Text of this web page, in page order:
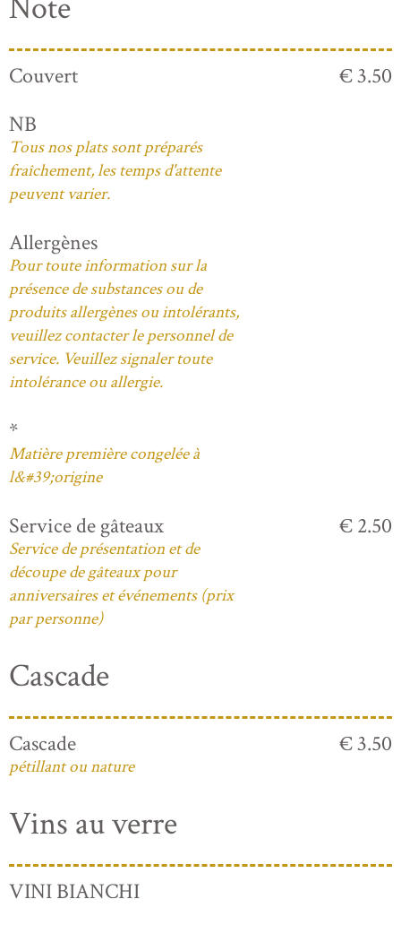
Note
Couvert
€ 3.50
NB
Tous nos plats sont préparés
fraîchement, les temps d'attente
peuvent varier.
Allergènes
Pour toute information sur la
présence de substances ou de
produits allergènes ou intolérants,
veuillez contacter le personnel de
service. Veuillez signaler toute
intolérance ou allergie.
*
Matière première congelée à
l&#39;origine
Service de gâteaux
Service de présentation et de
découpe de gâteaux pour
anniversaires et événements (prix
par personne)
€ 2.50
Cascade
Cascade
pétillant ou nature
€ 3.50
Vins au verre
VINI BIANCHI